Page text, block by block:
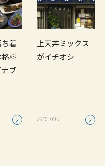
ち着
格料
ナブ
上天丼ミックス
がイチオシ
おでかけ